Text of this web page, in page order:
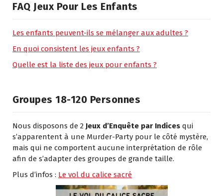
FAQ Jeux Pour Les Enfants
Les enfants peuvent-ils se mélanger aux adultes ?
En quoi consistent les jeux enfants ?
Quelle est la liste des jeux pour enfants ?
Groupes 18-120 Personnes
Nous disposons de 2 Jeux d’Enquête par Indices qui
s’apparentent à une Murder-Party pour le côté mystère,
mais qui ne comportent aucune interprétation de rôle
afin de s’adapter des groupes de grande taille.
Plus d’infos : Le vol du calice sacré